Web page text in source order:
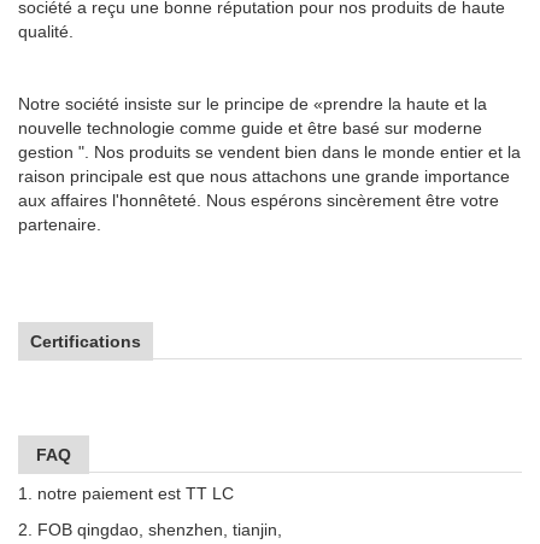
société a reçu une bonne réputation pour nos produits de haute
qualité.
Notre société insiste sur le principe de «prendre la haute et la
nouvelle technologie comme guide et être basé sur moderne
gestion ". Nos produits se vendent bien dans le monde entier et la
raison principale est que nous attachons une grande importance
aux affaires l'honnêteté. Nous espérons sincèrement être votre
partenaire.
Certifications
FAQ
1. notre paiement est TT LC
2. FOB qingdao, shenzhen, tianjin,